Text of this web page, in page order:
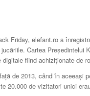
Friday, elefant.ro a
Cartea
fiind achiziționate de
de 2013, când în aceeași
20.000 de vizitatori unici